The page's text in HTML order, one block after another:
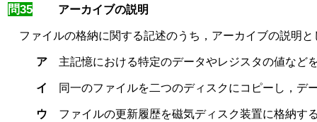
問35 アーカイブの説明
ファイルの格納に関する記述のうち，アーカイブの説明と
ア 主記憶における特定のデータやレジスタの値など
イ 同一のファイルを二つのディスクにコピーし，デ
ウ ファイルの更新履歴を磁気ディスク装置に格納す